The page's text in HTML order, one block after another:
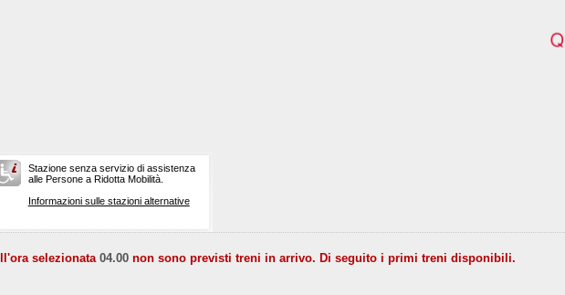
Stazione senza servizio di assistenza
alle Persone a Ridotta Mobilità.
Informazioni sulle stazioni alternative
selezionata04.00 non sono previsti treni in arrivo. Di seguito i primi treni disponibili.